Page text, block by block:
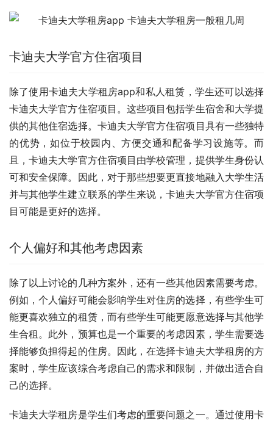
卡迪夫大学官方住宿项目
除了使用卡迪夫大学租房app和私人租赁，学生还可以选择
卡迪夫大学官方住宿项目。这些项目包括学生宿舍和大学提
供的其他住宿选择。卡迪夫大学官方住宿项目具有一些独特
的优势，如位于校园内、方便交通和配备学习设施等。而
且，卡迪夫大学官方住宿项目由学校管理，提供学生身份认
可和安全保障。因此，对于那些想要更直接地融入大学生活
并与其他学生建立联系的学生来说，卡迪夫大学官方住宿项
目可能是更好的选择。
个人偏好和其他考虑因素
除了以上讨论的几种方案外，还有一些其他因素需要考虑。
例如，个人偏好可能会影响学生对住房的选择，有些学生可
能更喜欢独立的租赁，而有些学生可能更愿意选择与其他学
生合租。此外，预算也是一个重要的考虑因素，学生需要选
择能够负担得起的住房。因此，在选择卡迪夫大学租房的方
案时，学生应该综合考虑自己的需求和限制，并做出适合自
己的选择。
卡迪夫大学租房是学生们考虑的重要问题之一。通过使用卡